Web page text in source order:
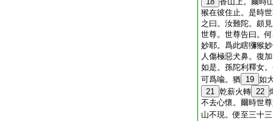
猴在彼住止。是時
之曰。汝難陀。頗
世尊。世尊告曰。
妙耶。爲此瞎獼猴
人傷極惡犬鼻。復
如是。孫陀利釋女
可爲喩。猶 19 如
21 乾薪火轉 22
不去心懷。爾時世
山不現。便至三十